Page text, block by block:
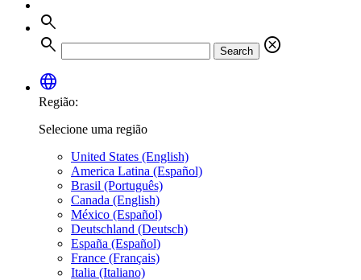
search
search
Search
cancel
language
Região:
Selecione uma região
United States (English)
America Latina (Español)
Brasil (Português)
Canada (English)
México (Español)
Deutschland (Deutsch)
España (Español)
France (Français)
Italia (Italiano)